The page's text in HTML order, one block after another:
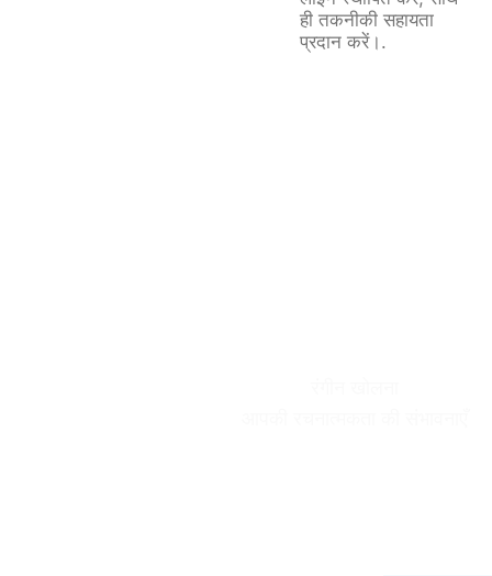
ही तकनीकी सहायता
प्रदान करें।.